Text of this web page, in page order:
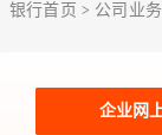
关于进一步加强代
关于平安银行电子
银行首页 > 公司业务
企业网